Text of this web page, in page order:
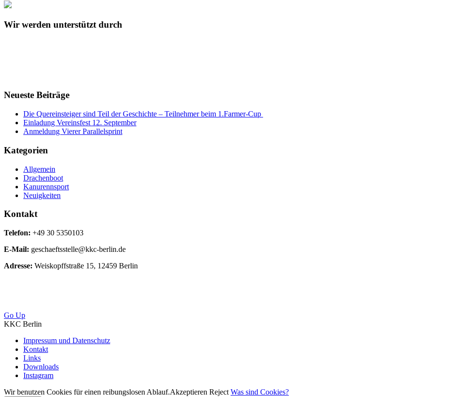
Wir werden unterstützt durch
Neueste Beiträge
Die Quereinsteiger sind Teil der Geschichte – Teilnehmer beim 1.Farmer-Cup
Einladung Vereinsfest 12. September
Anmeldung Vierer Parallelsprint
Kategorien
Allgemein
Drachenboot
Kanurennsport
Neuigkeiten
Kontakt
Telefon: +49 30 5350103
E-Mail: geschaeftsstelle@kkc-berlin.de
Adresse: Weiskopffstraße 15, 12459 Berlin
Go Up
KKC Berlin
Impressum und Datenschutz
Kontakt
Links
Downloads
Instagram
Wir benutzen Cookies für einen reibungslosen Ablauf.Akzeptieren Reject Was sind Cookies?